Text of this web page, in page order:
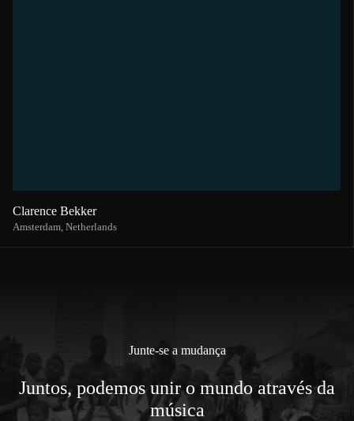
Clarence Bekker
Amsterdam, Netherlands
Junte-se a mudança
Juntos, podemos unir o mundo através da
música